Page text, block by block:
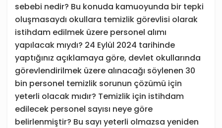
sebebi nedir? Bu konuda kamuoyunda bir tepki
oluşmasaydı okullara temizlik görevlisi olarak
istihdam edilmek üzere personel alımı
yapılacak mıydı? 24 Eylül 2024 tarihinde
yaptığınız açıklamaya göre, devlet okullarında
görevlendirilmek üzere alınacağı söylenen 30
bin personel temizlik sorunun çözümü için
yeterli olacak mıdır? Temizlik için istihdam
edilecek personel sayısı neye göre
belirlenmiştir? Bu sayı yeterli olmazsa yeniden